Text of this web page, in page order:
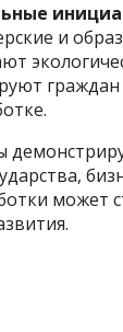
и
граждан
может